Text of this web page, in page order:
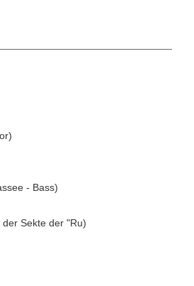
- Bass)
Sekte der "Ru)